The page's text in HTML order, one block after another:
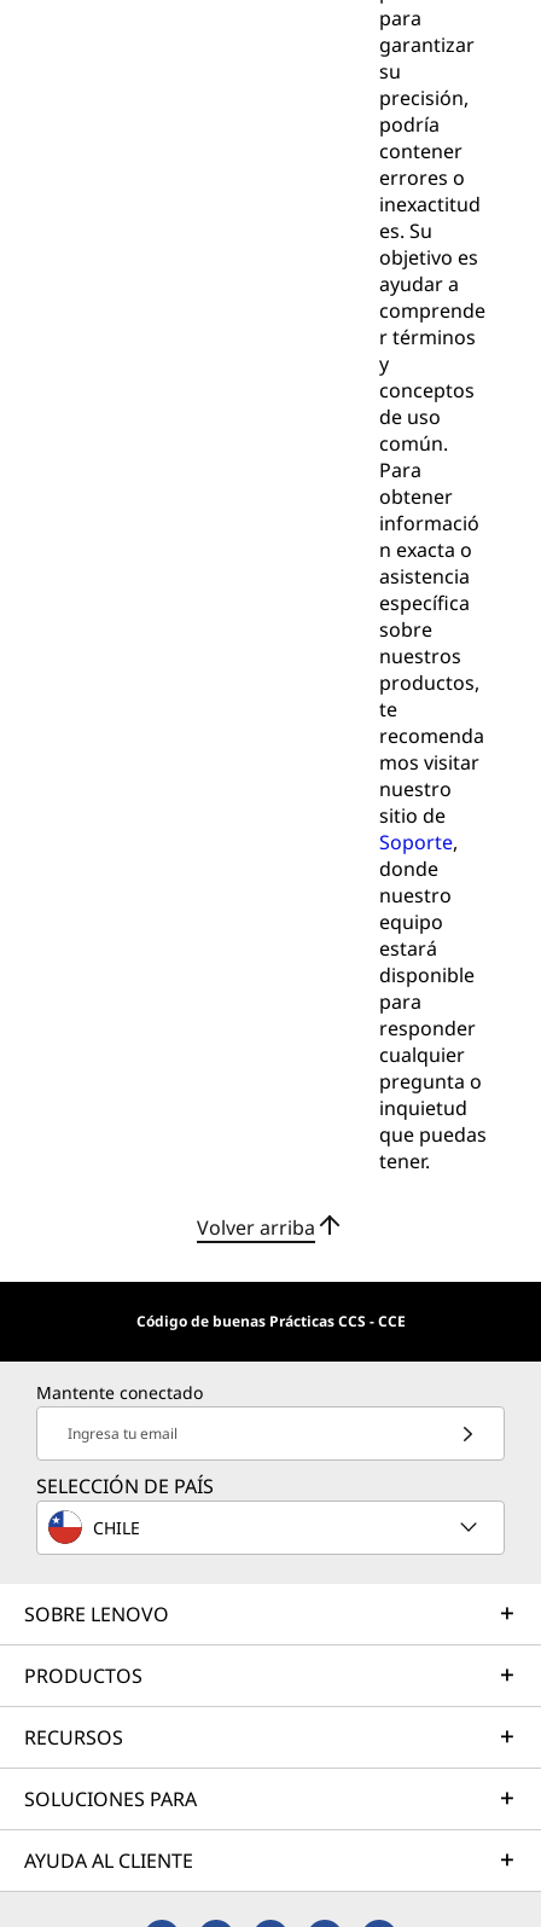
para
garantizar
su
precisión,
podría
contener
errores o
inexactitud
es. Su
objetivo es
ayudar a
comprende
r términos
y
conceptos
de uso
común.
Para
obtener
informació
n exacta o
asistencia
específica
sobre
nuestros
productos,
te
recomenda
mos visitar
nuestro
sitio de
Soporte,
donde
nuestro
equipo
estará
disponible
para
responder
cualquier
pregunta o
inquietud
que puedas
tener.
Volver arriba
Código de buenas Prácticas CCS - CCE
Mantente conectado
Ingresa tu email
SELECCIÓN DE PAÍS
CHILE
SOBRE LENOVO
PRODUCTOS
RECURSOS
SOLUCIONES PARA
AYUDA AL CLIENTE